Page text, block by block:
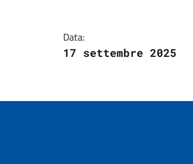
Data:
17 settembre 2025